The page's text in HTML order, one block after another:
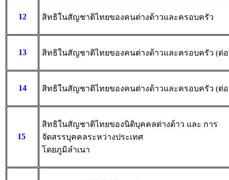
12 สิทธิในสัญชาติไทยของคนต่างด้าวและครอบครัว
13 สิทธิในสัญชาติไทยของคนต่างด้าวและครอบครัว (ต่
14 สิทธิในสัญชาติไทยของคนต่างด้าวและครอบครัว (ต่
15
สิทธิในสัญชาติไทยของนิติบุคคลต่างด้าว และ การ
จัดสรรบุคคลระหว่างประเทศ
โดยภูมิลำเนา